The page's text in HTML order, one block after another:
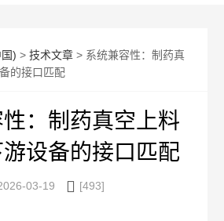
) >技术文章 > 系统兼容性：制药真
的接口匹配
：制药真空上料
设备的接口匹配
03-19  [493]